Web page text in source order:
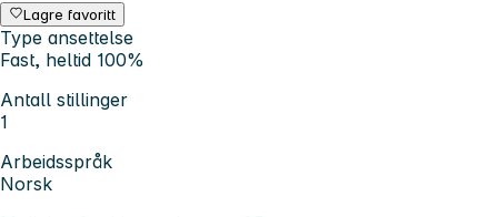
Lagre favoritt
Type ansettelse
Fast, heltid 100%
Antall stillinger
1
Arbeidsspråk
Norsk